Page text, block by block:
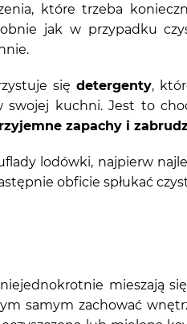
które trzeba
jak w przypadku
się detergenty,
swojej kuchni. Jest to
zapachy i
lodówki, najpierw
obficie spłukać
mieszają
samym zachować